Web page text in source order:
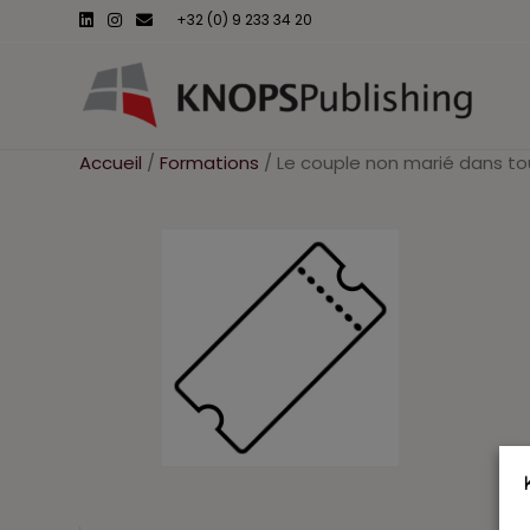
L
i
d
I
n
g
r
E
m
i
+32 (0) 9 233 34 20
Accueil /Formations / Le couple non marié dans